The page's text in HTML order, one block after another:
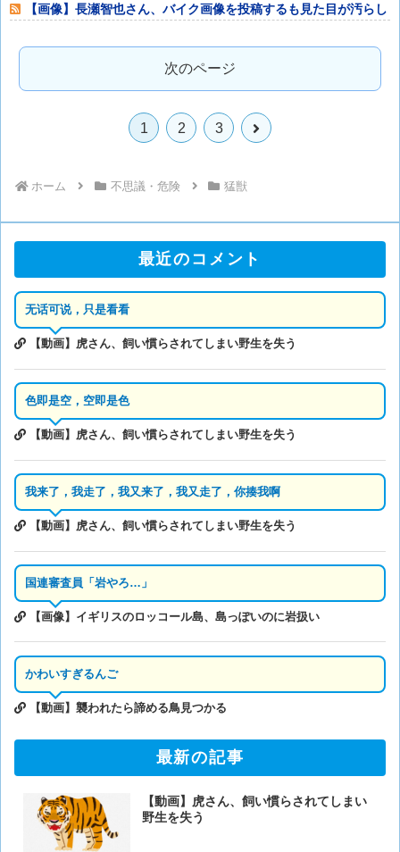
【画像】長瀬智也さん、バイク画像を投稿するも見た目が汚らし
次のページ
1 2 3
次
ホーム 不思議・危険 猛獣
最近のコメント
无话可说，只是看看
【動画】虎さん、飼い慣らされてしまい野生を失う
色即是空，空即是色
【動画】虎さん、飼い慣らされてしまい野生を失う
我来了，我走了，我又来了，我又走了，你揍我啊
【動画】虎さん、飼い慣らされてしまい野生を失う
国連審査員「岩やろ…」
【画像】イギリスのロッコール島、島っぽいのに岩扱い
かわいすぎるんご
【動画】襲われたら諦める鳥見つかる
最新の記事
【動画】虎さん、飼い慣らされてしまい
野生を失う